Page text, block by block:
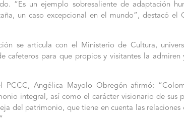
“Es un ejemplo sobresaliente de adaptación
un caso excepcional en el mundo”, destacó el
se articula con el Ministerio de Cultura,
cafeteros para que propios y visitantes la admiren
Angélica Mayolo Obregón afirmó:
integral, así como el carácter visionario de sus
del patrimonio, que tiene en cuenta las relaciones